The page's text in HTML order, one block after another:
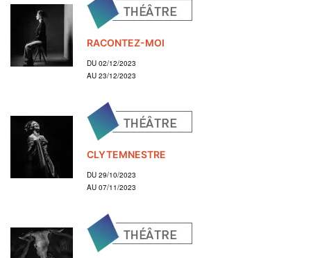
RACONTEZ-MOI
DU 02/12/2023
AU 23/12/2023
CLYTEMNESTRE
DU 29/10/2023
AU 07/11/2023